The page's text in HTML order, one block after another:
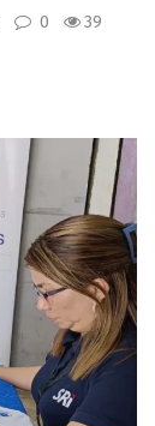
0 39